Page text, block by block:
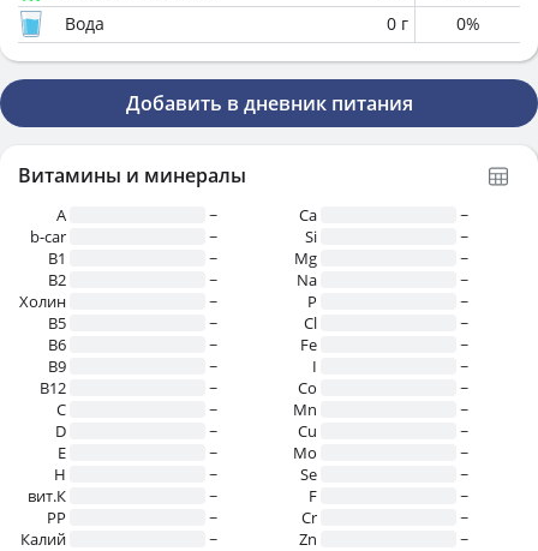
Вода
0 г 0%
Добавить в дневник питания
Витамины и минералы
A
~
b-car
~
В1
~
B2
~
Холин
~
B5
~
B6
~
B9
~
B12
~
C
~
D
~
E
~
H
~
вит.К
~
PP
~
Калий
~
Ca
~
Si
~
Mg
~
Na
~
P
~
Cl
~
Fe
~
I
~
Co
~
Mn
~
Cu
~
Mo
~
Se
~
F
~
Cr
~
Zn
~